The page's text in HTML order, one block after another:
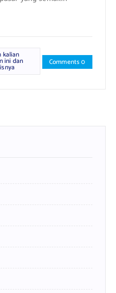
kalian
ini dan Comments 0